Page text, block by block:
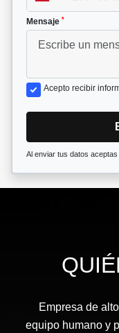
Mensaje *
Acepto recibir
Al enviar tus datos aceptas
Empresa de
equipo humano y